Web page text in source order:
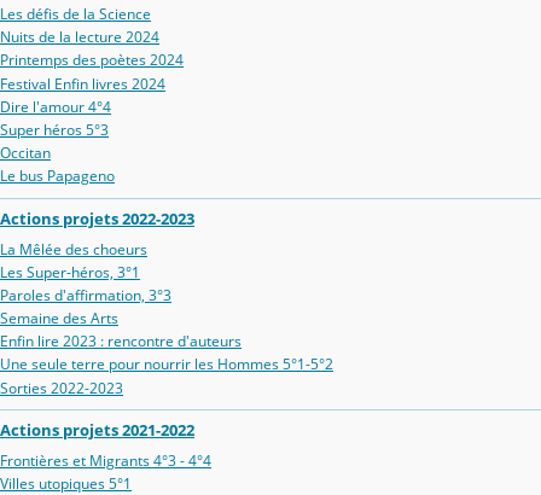
Les défis de la Science
Nuits de la lecture 2024
Printemps des poètes 2024
Festival Enfin livres 2024
Dire l'amour 4°4
Super héros 5°3
Occitan
Le bus Papageno
Actions projets 2022-2023
La Mêlée des choeurs
Les Super-héros, 3°1
Paroles d'affirmation, 3°3
Semaine des Arts
Enfin lire 2023 : rencontre d'auteurs
Une seule terre pour nourrir les Hommes 5°1-5°2
Sorties 2022-2023
Actions projets 2021-2022
Frontières et Migrants 4°3 - 4°4
Villes utopiques 5°1